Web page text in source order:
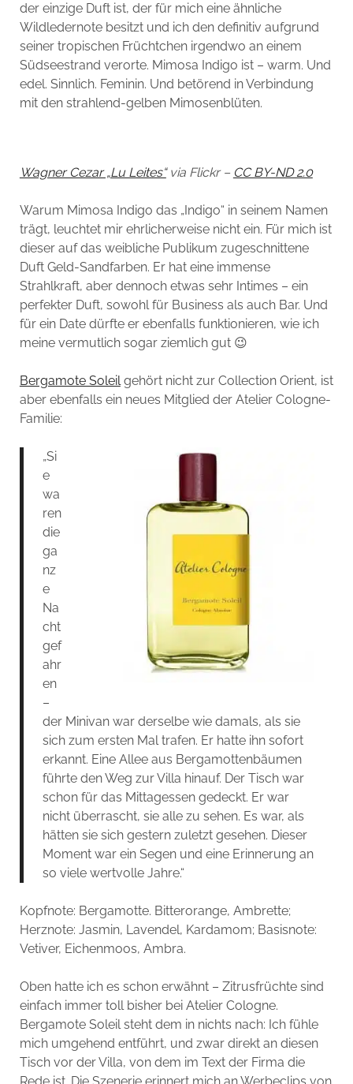
der einzige Duft ist, der für mich eine ähnliche
Wildledernote besitzt und ich den definitiv aufgrund
seiner tropischen Früchtchen irgendwo an einem
Südseestrand verorte. Mimosa Indigo ist – warm. Und
edel. Sinnlich. Feminin. Und betörend in Verbindung
mit den strahlend-gelben Mimosenblüten.
Wagner Cezar „Lu Leites“via Flickr – CC BY-ND 2.0
Warum Mimosa Indigo das „Indigo“ in seinem Namen
trägt, leuchtet mir ehrlicherweise nicht ein. Für mich ist
dieser auf das weibliche Publikum zugeschnittene
Duft Geld-Sandfarben. Er hat eine immense
Strahlkraft, aber dennoch etwas sehr Intimes – ein
perfekter Duft, sowohl für Business als auch Bar. Und
für ein Date dürfte er ebenfalls funktionieren, wie ich
meine vermutlich sogar ziemlich gut 😉
Bergamote Soleilgehört nicht zur Collection Orient, ist
aber ebenfalls ein neues Mitglied der Atelier Cologne-
Familie:
„Si
e
wa
ren
die
ga
nz
e
Na
cht
gef
ahr
en
–
der Minivan war derselbe wie damals, als sie
sich zum ersten Mal trafen. Er hatte ihn sofort
erkannt. Eine Allee aus Bergamottenbäumen
führte den Weg zur Villa hinauf. Der Tisch war
schon für das Mittagessen gedeckt. Er war
nicht überrascht, sie alle zu sehen. Es war, als
hätten sie sich gestern zuletzt gesehen. Dieser
Moment war ein Segen und eine Erinnerung an
so viele wertvolle Jahre.“
Kopfnote: Bergamotte. Bitterorange, Ambrette;
Herznote: Jasmin, Lavendel, Kardamom; Basisnote:
Vetiver, Eichenmoos, Ambra.
Oben hatte ich es schon erwähnt – Zitrusfrüchte sind
einfach immer toll bisher bei Atelier Cologne.
Bergamote Soleil steht dem in nichts nach: Ich fühle
mich umgehend entführt, und zwar direkt an diesen
Tisch vor der Villa, von dem im Text der Firma die